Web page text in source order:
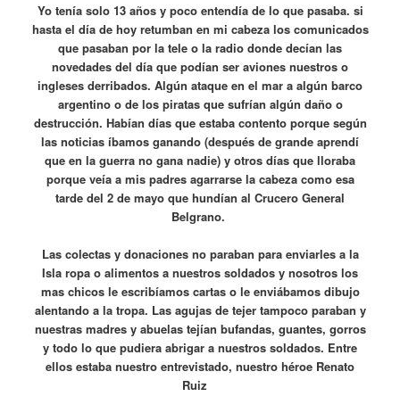
Yo tenía solo 13 años y poco entendía de lo que pasaba. si
hasta el día de hoy retumban en mi cabeza los comunicados
que pasaban por la tele o la radio donde decían las
novedades del día que podían ser aviones nuestros o
ingleses derribados. Algún ataque en el mar a algún barco
argentino o de los piratas que sufrían algún daño o
destrucción. Habían días que estaba contento porque según
las noticias íbamos ganando (después de grande aprendí
que en la guerra no gana nadie) y otros días que lloraba
porque veía a mis padres agarrarse la cabeza como esa
tarde del 2 de mayo que hundían al Crucero General
Belgrano.
Las colectas y donaciones no paraban para enviarles a la
Isla ropa o alimentos a nuestros soldados y nosotros los
mas chicos le escribíamos cartas o le enviábamos dibujo
alentando a la tropa. Las agujas de tejer tampoco paraban y
nuestras madres y abuelas tejían bufandas, guantes, gorros
y todo lo que pudiera abrigar a nuestros soldados. Entre
ellos estaba nuestro entrevistado, nuestro héroe Renato
Ruiz